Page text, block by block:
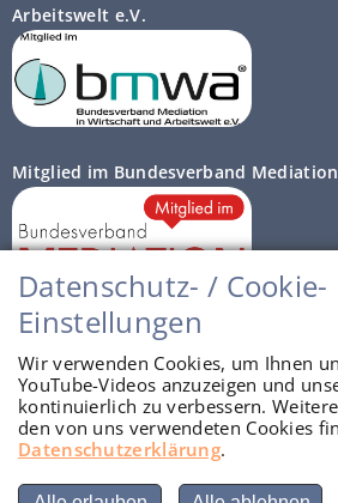
Arbeitswelt e.V.
Mitglied im Bundesverband Mediation
Autorisierte Prozessberater
Datenschutz- / Cookie-
Einstellungen
Wir verwenden Cookies, um Ihnen
YouTube-Videos anzuzeigen und
kontinuierlich zu verbessern.
den von uns verwendeten Cookies
Datenschutzerklärung.